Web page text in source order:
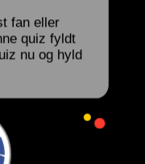
fan eller
quiz fyldt
nu og hyld